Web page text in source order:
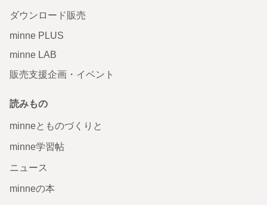
ダウンロード販売
minne PLUS
minne LAB
販売支援企画・イベント
読みもの
minneとものづくりと
minne学習帖
ニュース
minneの本